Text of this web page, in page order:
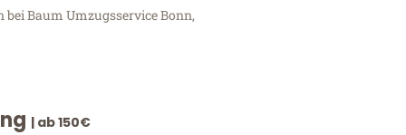
Baum Umzugsservice Bonn,
| ab 150€